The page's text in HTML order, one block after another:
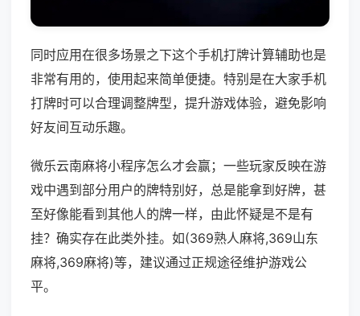
同时应用在很多场景之下这个手机打牌计算辅助也是
非常有用的，使用起来简单便捷。特别是在大家手机
打牌时可以合理调整牌型，提升游戏体验，避免影响
好友间互动乐趣。
微乐云南麻将小程序怎么才会赢；一些玩家反映在游
戏中遇到部分用户的牌特别好，总是能拿到好牌，甚
至好像能看到其他人的牌一样，由此怀疑是不是有
挂？确实存在此类外挂。如(369熟人麻将,369山东
麻将,369麻将)等，建议通过正规途径维护游戏公
平。